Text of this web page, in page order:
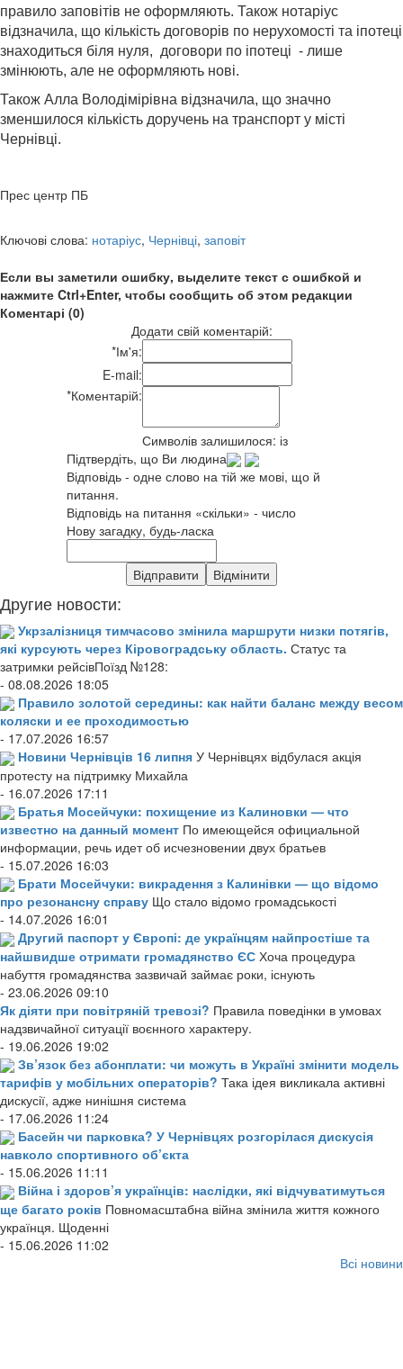
правило заповітів не оформляють. Також нотаріус
відзначила, що кількість договорів по нерухомості та іпотеці
знаходиться біля нуля, договори по іпотеці - лише
змінюють, але не оформляють нові.
Також Алла Володімірівна відзначила, що значно
зменшилося кількість доручень на транспорт у місті
Чернівці.
Прес центр ПБ
Ключові слова: нотаріус, Чернівці, заповіт
Если вы заметили ошибку, выделите текст с ошибкой и
нажмите Ctrl+Enter, чтобы сообщить об этом редакции
Коментарі (0)
Додати свій коментарій:
*Ім'я:
E-mail:
*Коментарій:
Символів залишилося: із
Підтвердіть, що Ви людина
Відповідь - одне слово на тій же мові, що й
питання.
Відповідь на питання «скільки» - число
Нову загадку, будь-ласка
Другие новости:
Укрзалізниця тимчасово змінила маршрути низки потягів,
які курсують через Кіровоградську область. Статус та
затримки рейсівПоїзд №128:
- 08.08.2026 18:05
Правило золотой середины: как найти баланс между весом
коляски и ее проходимостью
- 17.07.2026 16:57
Новини Чернівців 16 липня У Чернівцях відбулася акція
протесту на підтримку Михайла
- 16.07.2026 17:11
Братья Мосейчуки: похищение из Калиновки — что
известно на данный момент По имеющейся официальной
информации, речь идет об исчезновении двух братьев
- 15.07.2026 16:03
Брати Мосейчуки: викрадення з Калинівки — що відомо
про резонансну справу Що стало відомо громадськості
- 14.07.2026 16:01
Другий паспорт у Європі: де українцям найпростіше та
найшвидше отримати громадянство ЄС Хоча процедура
набуття громадянства зазвичай займає роки, існують
- 23.06.2026 09:10
Як діяти при повітряній тревозі? Правила поведінки в умовах
надзвичайної ситуації воєнного характеру.
- 19.06.2026 19:02
Зв’язок без абонплати: чи можуть в Україні змінити модель
тарифів у мобільних операторів? Така ідея викликала активні
дискусії, адже нинішня система
- 17.06.2026 11:24
Басейн чи парковка? У Чернівцях розгорілася дискусія
навколо спортивного об’єкта
- 15.06.2026 11:11
Війна і здоров’я українців: наслідки, які відчуватимуться
ще багато років Повномасштабна війна змінила життя кожного
українця. Щоденні
- 15.06.2026 11:02
Всі новини